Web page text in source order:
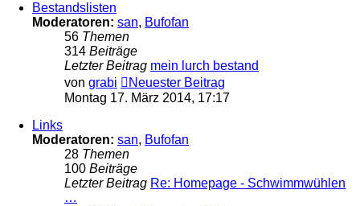
Bestandslisten
Moderatoren: san, Bufofan
56 Themen
314 Beiträge
Letzter Beitrag mein lurch bestand
von grabi
Neuester Beitrag
Montag 17. März 2014, 17:17
Links
Moderatoren: san, Bufofan
28 Themen
100 Beiträge
Letzter Beitrag Re: Homepage - Schwimmwühlen
…